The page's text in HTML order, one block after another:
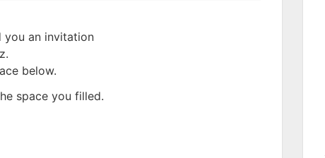
you an invitation
below.
space you filled.